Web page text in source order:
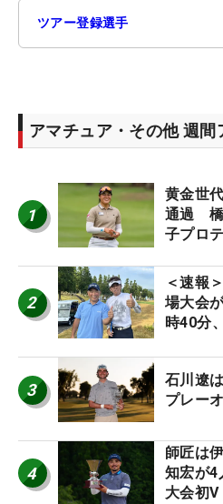
ツアー登録選手
アマチュア・その他 週
1
黄金世
通過 橋
子プロ
2
＜速報
場大会
時40分
STAGE
3
石川遼
プレー
4
師匠は
知宏が4
大会初